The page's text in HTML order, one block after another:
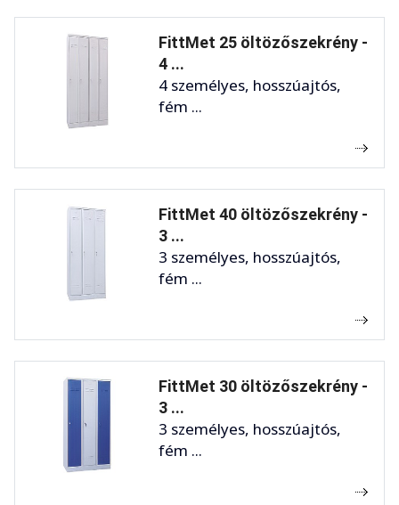
FittMet 25 öltözőszekrény -
4 ...
4 személyes, hosszúajtós,
fém ...
FittMet 40 öltözőszekrény -
3 ...
3 személyes, hosszúajtós,
fém ...
FittMet 30 öltözőszekrény -
3 ...
3 személyes, hosszúajtós,
fém ...